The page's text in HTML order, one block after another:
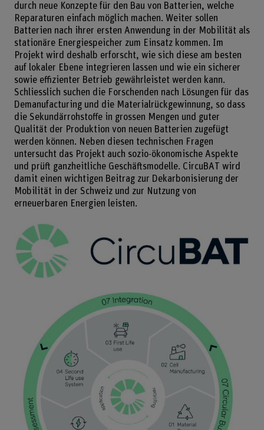
durch neue Konzepte für den Bau von Batterien, welche
Reparaturen einfach möglich machen. Weiter sollen
Batterien nach ihrer ersten Anwendung in der Mobilität als
stationäre Energiespeicher zum Einsatz kommen. Im
Projekt wird deshalb erforscht, wie sich diese am besten
auf lokaler Ebene integrieren lassen und wie ein sicherer
sowie effizienter Betrieb gewährleistet werden kann.
Schliesslich suchen die Forschenden nach Lösungen für das
Demanufacturing und die Materialrückgewinnung, so dass
die Sekundärrohstoffe in grossen Mengen und guter
Qualität der Produktion von neuen Batterien zugefügt
werden können. Neben diesen technischen Fragen
untersucht das Projekt auch sozio-ökonomische Aspekte
und prüft ganzheitliche Geschäftsmodelle. CircuBAT wird
damit einen wichtigen Beitrag zur Dekarbonisierung der
Mobilität in der Schweiz und zur Nutzung von
erneuerbaren Energien leisten.